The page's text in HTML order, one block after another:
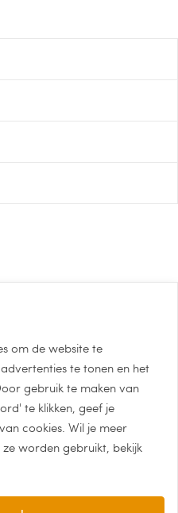
om de website te
te tonen en het
gebruik te maken van
te klikken, geef je
cookies. Wil je meer
worden gebruikt, bekijk